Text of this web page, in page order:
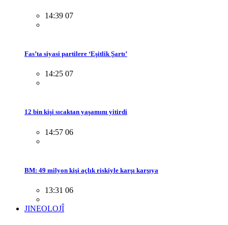
14:39 07
Fas’ta siyasi partilere ‘Eşitlik Şartı’
14:25 07
12 bin kişi sıcaktan yaşamını yitirdi
14:57 06
BM: 49 milyon kişi açlık riskiyle karşı karşıya
13:31 06
JINEOLOJÎ